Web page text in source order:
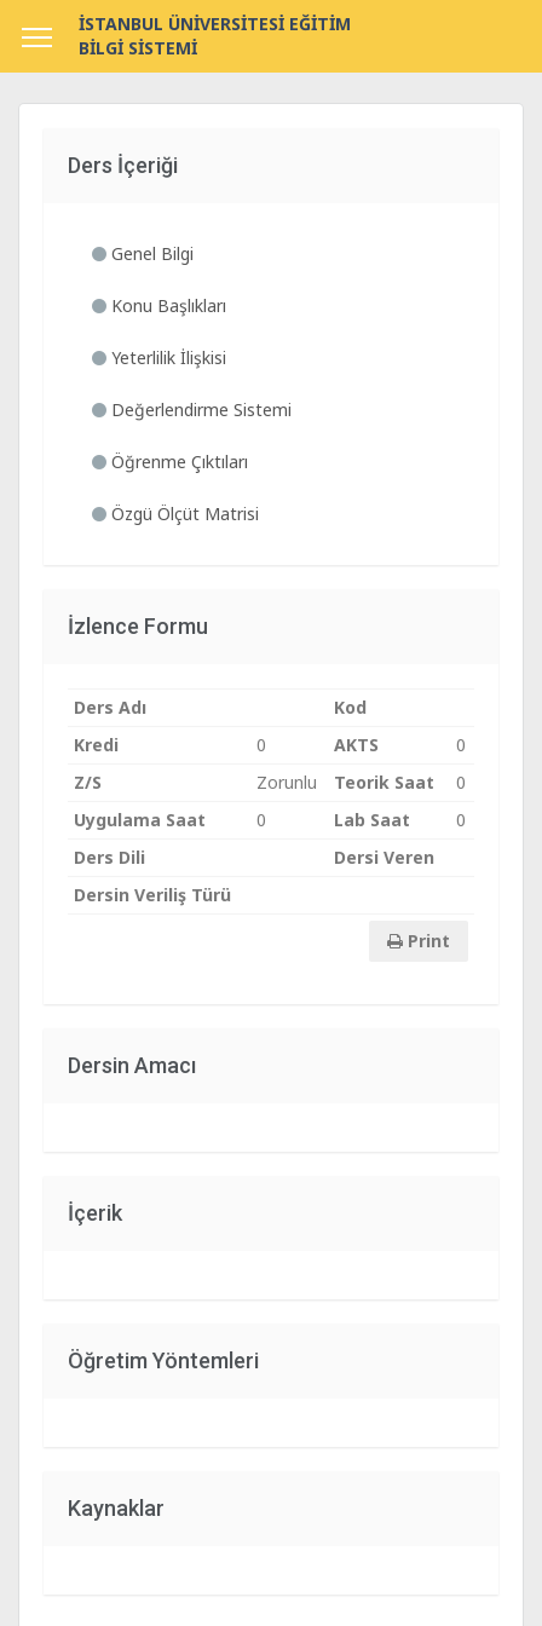
İSTANBUL ÜNİVERSİTESİ EĞİTİM
BİLGİ SİSTEMİ
Ders İçeriği
Genel Bilgi
Konu Başlıkları
Yeterlilik İlişkisi
Değerlendirme Sistemi
Öğrenme Çıktıları
Özgü Ölçüt Matrisi
İzlence Formu
Ders Adı
Kod
Kredi
0 AKTS
0
Z/S
Zorunlu Teorik Saat
0
Uygulama Saat
0 Lab Saat
0
Ders Dili
Dersi Veren
Dersin Veriliş Türü
Print
Dersin Amacı
İçerik
Öğretim Yöntemleri
Kaynaklar